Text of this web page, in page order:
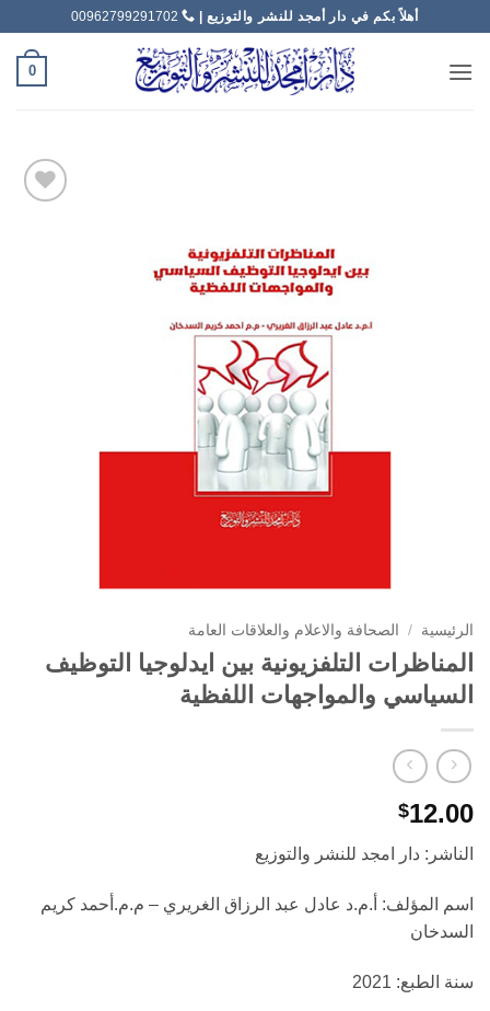
أهلاً بكم في دار أمجد للنشر والتوزيع | 00962799291702
0
الرئيسية / الصحافة والاعلام والعلاقات العامة
المناظرات التلفزيونية بين ايدلوجيا التوظيف
السياسي والمواجهات اللفظية
$12.00
الناشر: دار امجد للنشر والتوزيع
اسم المؤلف: أ.م.د عادل عبد الرزاق الغريري – م.م.أحمد كريم
السدخان
سنة الطبع: 2021